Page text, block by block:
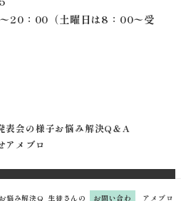
20：00（土曜日は8：00〜受
表会の様子お悩み解決Q＆A
アメブロ
アノ教室・リトミック体験なら
お悩み解決Q 生徒さんの お問い合わ アメブロ